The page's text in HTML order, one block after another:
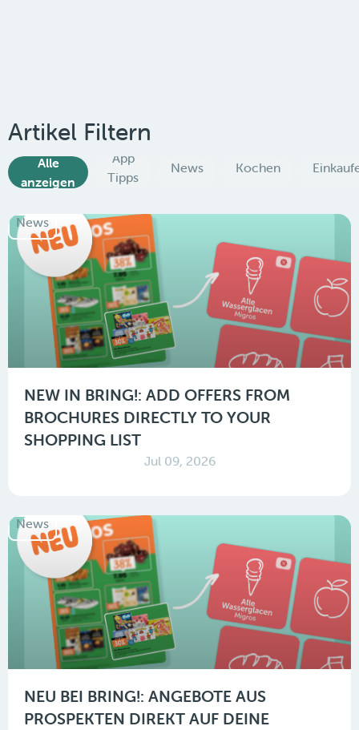
Artikel Filtern
Alle
anzeigen
App
Tipps
News Kochen
News
NEW IN BRING!: ADD OFFERS FROM
BROCHURES DIRECTLY TO YOUR
SHOPPING LIST
Jul 09, 2026
News
NEU BEI BRING!: ANGEBOTE AUS
PROSPEKTEN DIREKT AUF DEINE